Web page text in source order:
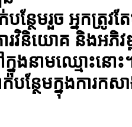
ក់បន្ថែមរួច អ្ន
វិនិយោគ និងអភិ
ក្នុងនាមឈ្មោះនោះ
ក់បន្ថែមក្នុងកា